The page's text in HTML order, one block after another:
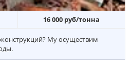
16 000 руб/тонна
Му осуществим